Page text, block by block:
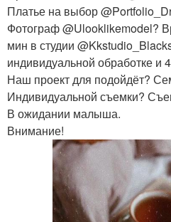
Платье на выбор
Фотограф @Ulooklikemodel?
мин в студии
индивидуальной обработке и
Наш проект для подойдёт?
Индивидуальной съемки?
В ожидании малыша.
Внимание!